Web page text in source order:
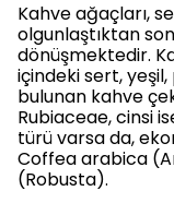
Kahve ağaçları,
olgunlaştıktan
dönüşmektedir.
içindeki sert,
bulunan kahve
Rubiaceae, cinsi
türü varsa da,
Coffea arabica
(Robusta).